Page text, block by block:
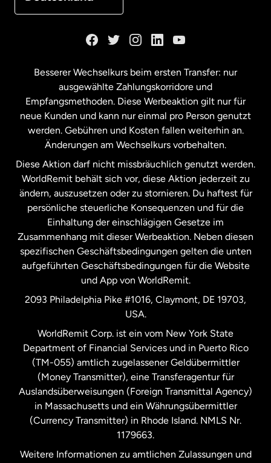
Malaysia
Neuseeland
Niederlande
Schweden
Spanien
Vereinigte Staaten English
Vereinigte Staaten
Vereinigtes Königreich
Besserer Wechselkurs beim ersten Transfer: nur
ausgewählte Zahlungskorridore und
Empfangsmethoden. Diese Werbeaktion gilt nur für
neue Kunden und kann nur einmal pro Person genutzt
werden. Gebühren und Kosten fallen weiterhin an.
Änderungen am Wechselkurs vorbehalten.
Diese Aktion darf nicht missbräuchlich genutzt werden.
WorldRemit behält sich vor, diese Aktion jederzeit zu
ändern, auszusetzen oder zu stornieren. Du haftest für
persönliche steuerliche Konsequenzen und für die
Einhaltung der einschlägigen Gesetze im
Zusammenhang mit dieser Werbeaktion. Neben diesen
spezifischen Geschäftsbedingungen gelten die unten
aufgeführten Geschäftsbedingungen für die Website
und App von WorldRemit.
2093 Philadelphia Pike #1016, Claymont, DE 19703,
USA.
WorldRemit Corp. ist ein vom New York State
Department of Financial Services und in Puerto Rico
(TM-055) amtlich zugelassener Geldübermittler
(Money Transmitter), eine Transferagentur für
Auslandsüberweisungen (Foreign Transmittal Agency)
in Massachusetts und ein Währungsübermittler
(Currency Transmitter) in Rhode Island. NMLS Nr.
1179663.
Weitere Informationen zu amtlichen Zulassungen und